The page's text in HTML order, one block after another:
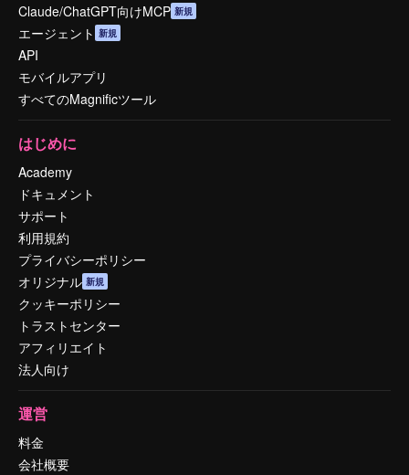
Claude/ChatGPT向けMCP 新規
エージェント 新規
API
モバイルアプリ
すべてのMagnificツール
はじめに
Academy
ドキュメント
サポート
利用規約
プライバシーポリシー
オリジナル 新規
クッキーポリシー
トラストセンター
アフィリエイト
法人向け
運営
料金
会社概要